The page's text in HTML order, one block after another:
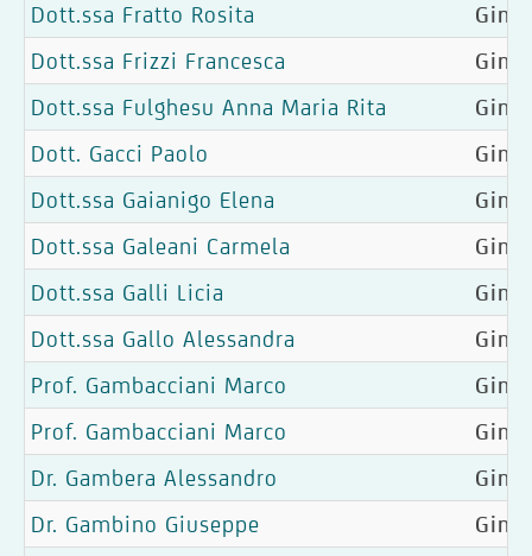
Dott.ssa Fratto Rosita
Dott.ssa Frizzi Francesca
Dott.ssa Fulghesu Anna Maria Rita
Dott. Gacci Paolo
Dott.ssa Gaianigo Elena
Dott.ssa Galeani Carmela
Dott.ssa Galli Licia
Dott.ssa Gallo Alessandra
Prof. Gambacciani Marco
Prof. Gambacciani Marco
Dr. Gambera Alessandro
Dr. Gambino Giuseppe